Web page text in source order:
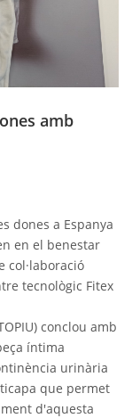
amb
dones a Espanya
en el benestar
col·laboració
tecnològic Fitex
conclou amb
íntima
urinària
que permet
d'aquesta